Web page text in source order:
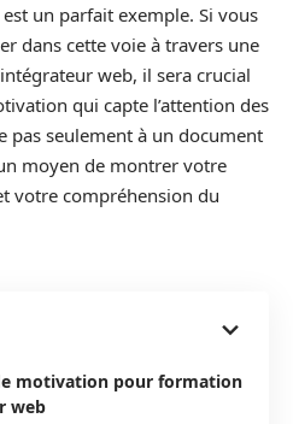
un parfait exemple. Si vous
dans cette voie à travers une
web, il sera crucial
qui capte l’attention des
pas seulement à un document
moyen de montrer votre
votre compréhension du
motivation pour formation
web